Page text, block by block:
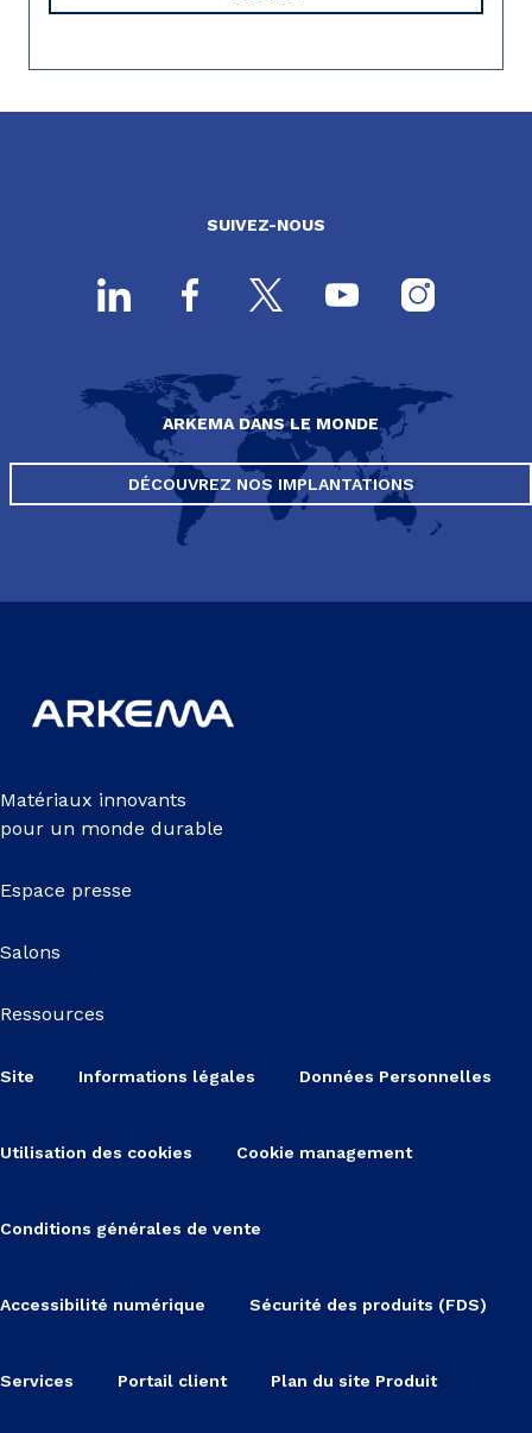
SUIVEZ-NOUS
ARKEMA DANS LE MONDE
DÉCOUVREZ NOS IMPLANTATIONS
Matériaux innovants
pour un monde durable
Espace presse
Salons
Ressources
Site Informations légales Données Personnelles
Utilisation des cookies Cookie management
Conditions générales de vente
Accessibilité numérique Sécurité des produits (FDS)
Services Portail client Plan du site Produit